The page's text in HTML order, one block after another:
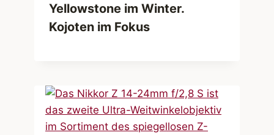
Yellowstone im Winter.
Kojoten im Fokus